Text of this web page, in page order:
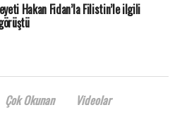
Hakan Fidan’la Filistin’le ilgili
Çok Okunan Videolar